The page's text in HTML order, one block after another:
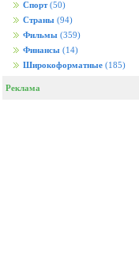
Спорт (50)
Страны (94)
Фильмы (359)
Финансы (14)
Широкоформатные (185)
Реклама